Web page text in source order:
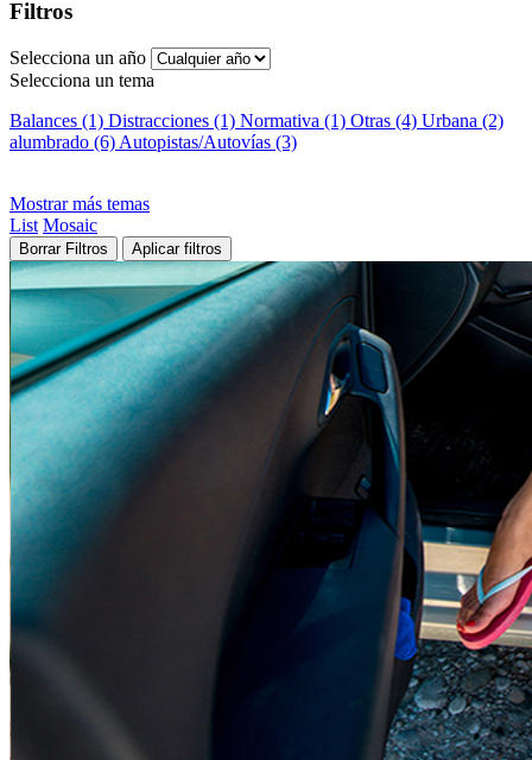
Filtros
Selecciona un año
Selecciona un tema
Balances (1) Distracciones (1) Normativa (1) Otras (4) Urbana (2)
alumbrado (6) Autopistas/Autovías (3)
Mostrar más temas
List Mosaic
Borrar Filtros Aplicar filtros